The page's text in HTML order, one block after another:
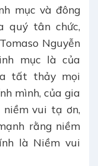
mục và đông
quý tân chức,
Nguyễn
mục là của
tất thảy mọi
mình, của gia
vui tạ ơn,
rằng niềm
là Niềm vui